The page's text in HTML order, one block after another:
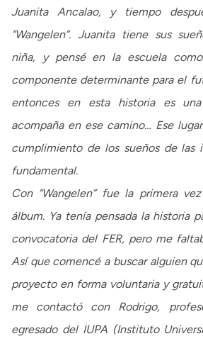
Juanita Ancalao, y tiempo
“Wangelen”. Juanita tiene sus
niña, y pensé en la escuela
componente determinante para el
entonces en esta historia es
acompaña en ese camino… Ese
cumplimiento de los sueños de las
fundamental.
Con “Wangelen” fue la primera
álbum. Ya tenía pensada la historia
convocatoria del FER, pero me
Así que comencé a buscar alguien
proyecto en forma voluntaria y
me contactó con Rodrigo,
egresado del IUPA (Instituto